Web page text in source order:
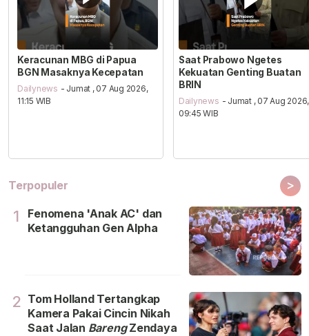
Keracunan MBG di Papua
BGN Masaknya Kecepatan
Dailynews - Jumat , 07 Aug 2026,
11:15 WIB
Saat Prabowo Ngetes
Kekuatan Genting Buatan
BRIN
Dailynews - Jumat , 07 Aug 2026,
09:45 WIB
Terpopuler >
1
Fenomena 'Anak AC' dan
Ketangguhan Gen Alpha
2 Tom Holland Tertangkap
Kamera Pakai Cincin Nikah
Saat Jalan BarengZendaya